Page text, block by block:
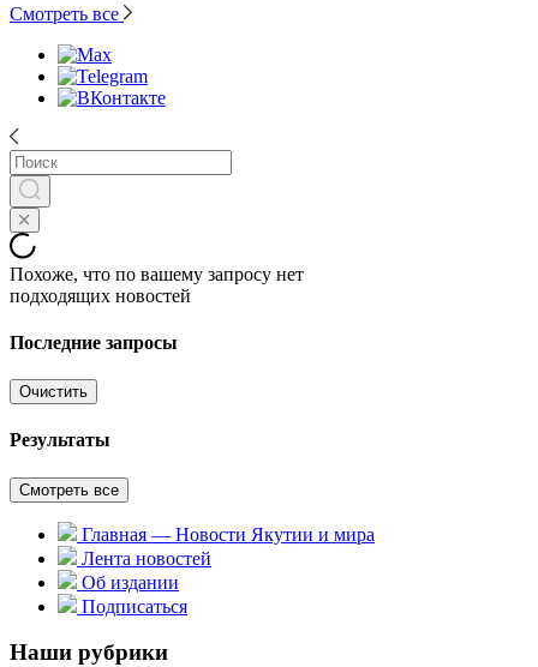
Смотреть все
Похоже, что по вашему запросу нет
подходящих новостей
Последние запросы
Очистить
Результаты
Смотреть все
Главная — Новости Якутии и мира
Лента новостей
Об издании
Подписаться
Наши рубрики